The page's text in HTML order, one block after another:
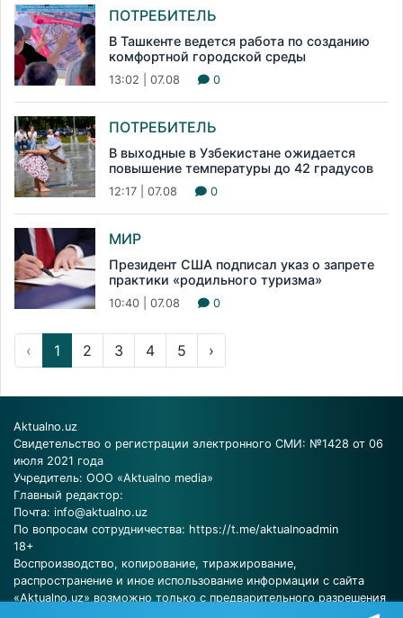
ПОТРЕБИТЕЛЬ
В Ташкенте ведется работа по созданию
комфортной городской среды
13:02 | 07.08 0
ПОТРЕБИТЕЛЬ
В выходные в Узбекистане ожидается
повышение температуры до 42 градусов
12:17 | 07.08 0
МИР
Президент США подписал указ о запрете
практики «родильного туризма»
10:40 | 07.08 0
‹ 1 2 3 4 5 ›
Aktualno.uz
Свидетельство о регистрации электронного СМИ: №1428 от 06
июля 2021 года
Учредитель: ООО «Aktualno media»
Главный редактор:
Почта: info@aktualno.uz
По вопросам сотрудничества: https://t.me/aktualnoadmin
18+
Воспроизводство, копирование, тиражирование,
распространение и иное использование информации с сайта
«Aktualno.uz» возможно только с предварительного разрешения